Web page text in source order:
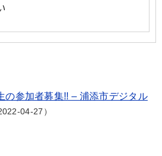
の参加者募集!! – 浦添市デジタル
04-27